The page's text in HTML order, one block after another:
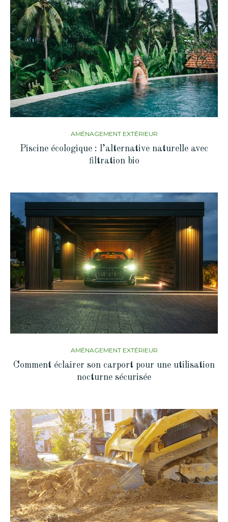
AMÉNAGEMENT EXTÉRIEUR
Piscine écologique : l’alternative naturelle avec
filtration bio
AMÉNAGEMENT EXTÉRIEUR
Comment éclairer son carport pour une utilisation
nocturne sécurisée